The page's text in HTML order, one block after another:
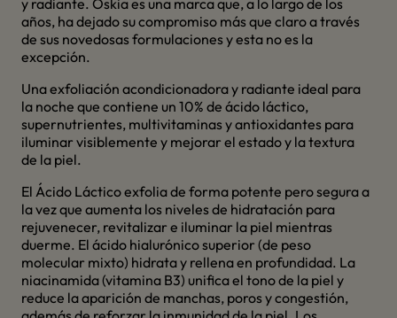
y radiante. Oskia es una marca que, a lo largo de los
años, ha dejado su compromiso más que claro a través
de sus novedosas formulaciones y esta no es la
excepción.
Una exfoliación acondicionadora y radiante ideal para
la noche que contiene un 10% de ácido láctico,
supernutrientes, multivitaminas y antioxidantes para
iluminar visiblemente y mejorar el estado y la textura
de la piel.
El Ácido Láctico exfolia de forma potente pero segura a
la vez que aumenta los niveles de hidratación para
rejuvenecer, revitalizar e iluminar la piel mientras
duerme. El ácido hialurónico superior (de peso
molecular mixto) hidrata y rellena en profundidad. La
niacinamida (vitamina B3) unifica el tono de la piel y
reduce la aparición de manchas, poros y congestión,